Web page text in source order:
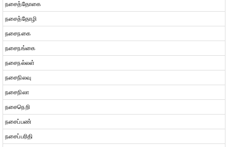
நசைத்தோகை
நசைத்தோழி
நசைநகை
நசைநங்கை
நசைநல்லள்
நசைநிலவு
நசைநிலா
நசைநெறி
நசைப்பண்
நசைப்பரிதி